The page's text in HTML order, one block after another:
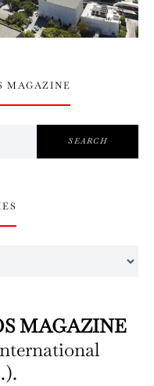
MAGAZINE
SEARCH
MAGAZINE